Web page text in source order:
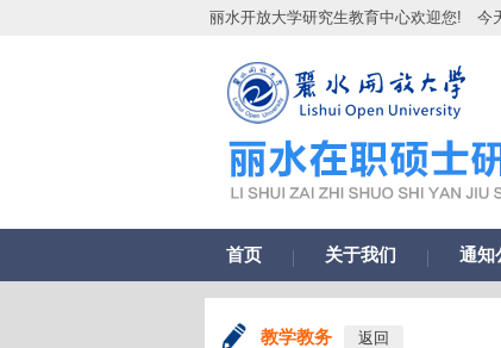
丽水开放大学研究生教育中心欢迎您! 今
首页 关于我们 通知
教学教务 返回